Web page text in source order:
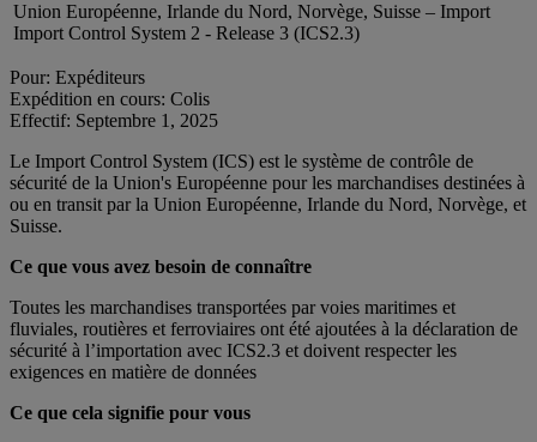
Union Européenne, Irlande du Nord, Norvège, Suisse – Import
Import Control System 2 - Release 3 (ICS2.3)
Pour: Expéditeurs
Expédition en cours: Colis
Effectif: Septembre 1, 2025
Le Import Control System (ICS) est le système de contrôle de
sécurité de la Union's Européenne pour les marchandises destinées à
ou en transit par la Union Européenne, Irlande du Nord, Norvège, et
Suisse.
Ce que vous avez besoin de connaître
Toutes les marchandises transportées par voies maritimes et
fluviales, routières et ferroviaires ont été ajoutées à la déclaration de
sécurité à l’importation avec ICS2.3 et doivent respecter les
exigences en matière de données
Ce que cela signifie pour vous